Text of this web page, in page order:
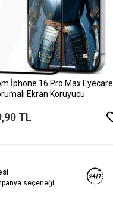
İphone 16 Pro Max Eyecare
Ekran Koruyucu
TL
seçeneği